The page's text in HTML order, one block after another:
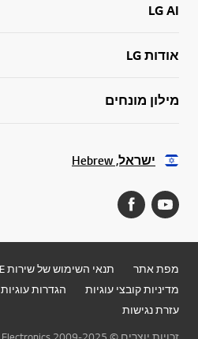
LG AI
אודות LG
מילון מונחים
ישראל, Hebrew
מפת אתר תנאי השימוש של שירות LGE
מדיניות קובצי עוגיות
הגדרות עוגיות
עזרת נגישות